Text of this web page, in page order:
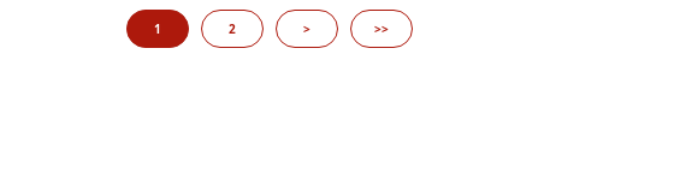
1 2 > >>